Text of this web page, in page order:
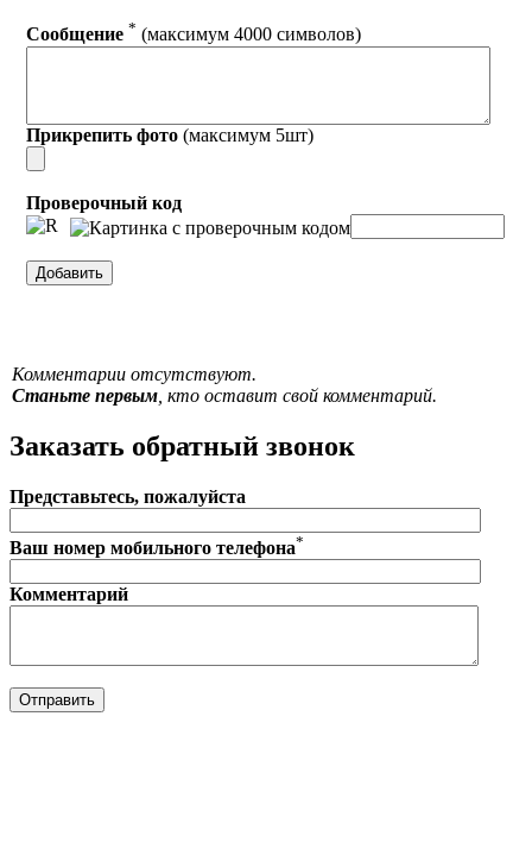
Сообщение * (максимум 4000 символов)
Прикрепить фото (максимум 5шт)
Проверочный код
Комментарии отсутствуют.
Станьте первым, кто оставит свой комментарий.
Заказать обратный звонок
Представьтесь, пожалуйста
Ваш номер мобильного телефона*
Комментарий